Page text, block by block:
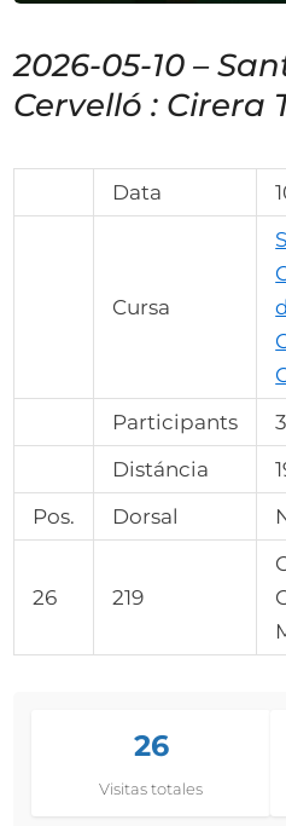
2026-05-10 –
Cervelló : Cirera
Data
Cursa
Participants
Distáncia
Pos.
Dorsal
26 219
26
Visitas totales